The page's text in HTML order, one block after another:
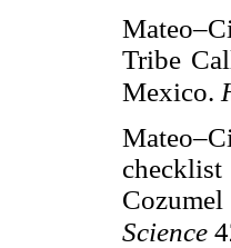
Tribe
Mexico.
Science